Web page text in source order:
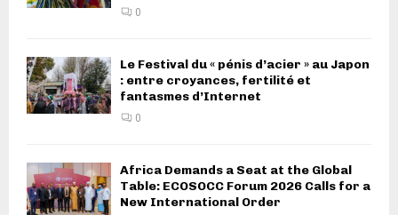
0
Le Festival du « pénis d’acier » au Japon
: entre croyances, fertilité et
fantasmes d’Internet
0
Africa Demands a Seat at the Global
Table: ECOSOCC Forum 2026 Calls for a
New International Order